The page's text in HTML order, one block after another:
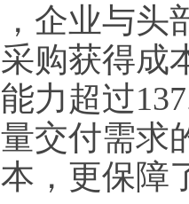
企业与头
购获得成
力超过
交付需求
，更保障